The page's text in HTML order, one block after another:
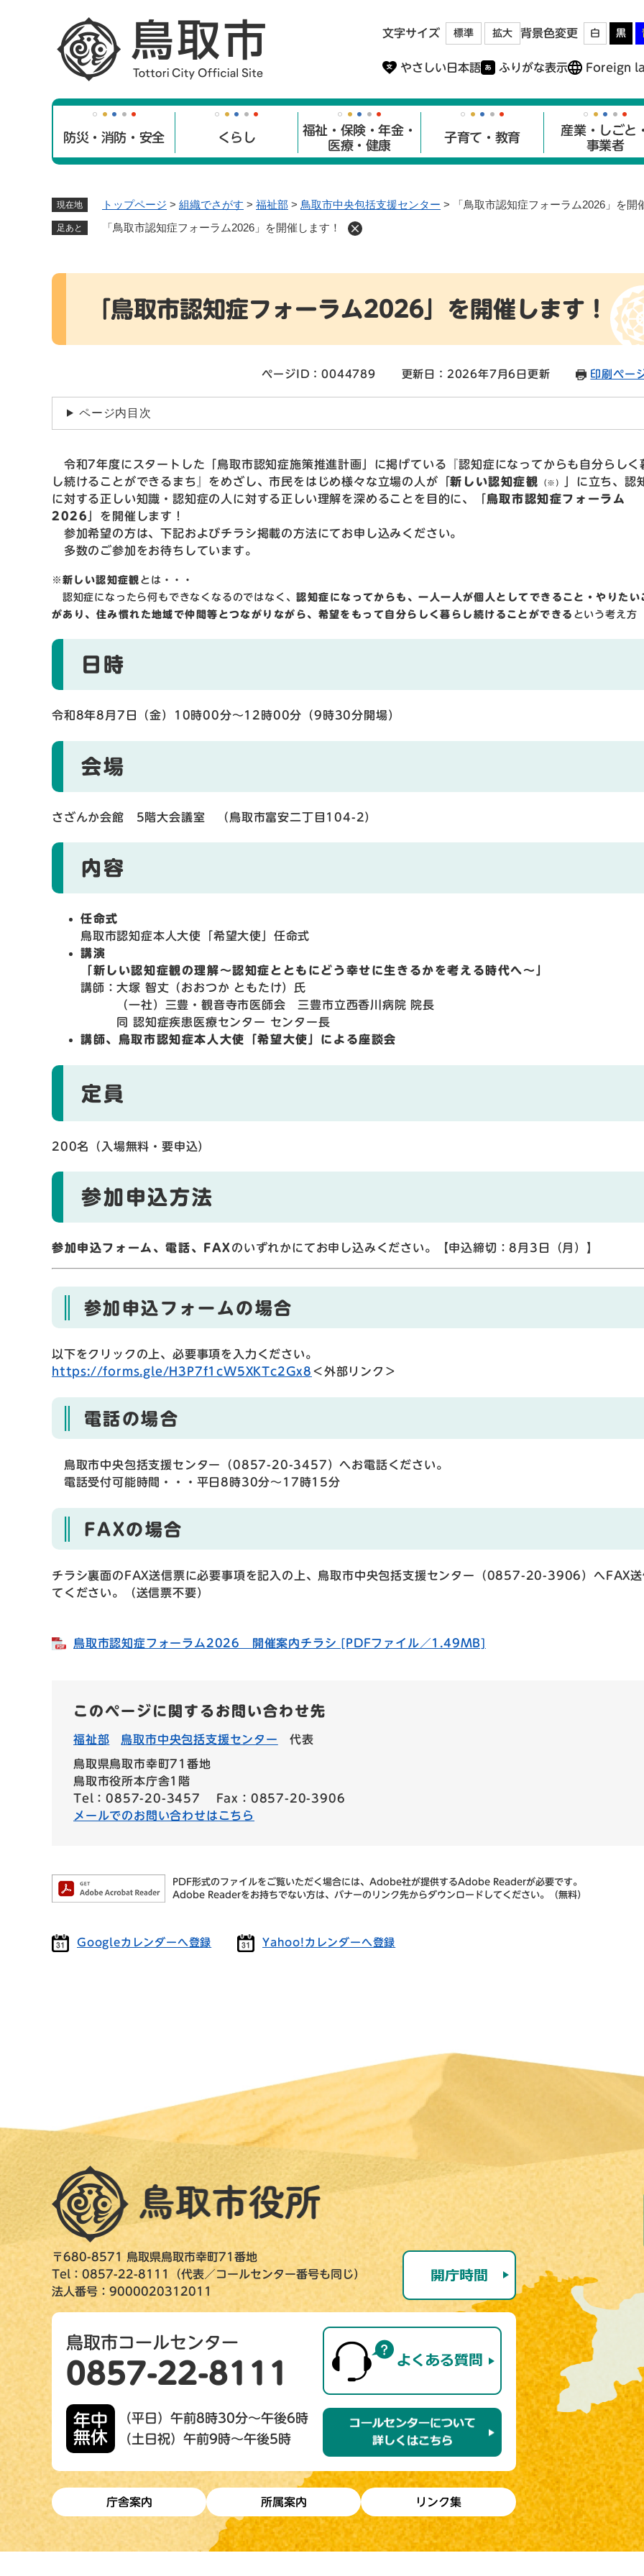
文字サイズ 標準 拡大 背景色変更 白 黒
やさしい日本語 ふりがな表示 Foreign
防災・消防・安全 くらし
福祉・保険・年金・
医療・健康
子育て・教育
産業・しごと
事業者
現在地 トップページ > 組織でさがす > 福祉部 > 鳥取市中央包括支援センター > 「鳥取市認知症フォーラム2026」を開
足あと 「鳥取市認知症フォーラム2026」を開催します！
本
「鳥取市認知症フォーラム2026」を開催します！
ページID：0044789 更新日：2026年7月6日更新 印刷ペー
ページ内目次
令和7年度にスタートした「鳥取市認知症施策推進計画」に掲げている『認知症になってからも自分らしく
し続けることができるまち』をめざし、市民をはじめ様々な立場の人が「新しい認知症観 （※）
」に立ち、認
に対する正しい知識・認知症の人に対する正しい理解を深めることを目的に、「 鳥取市認知症フォーラム
2026
」を開催します！
参加希望の方は、下記およびチラシ掲載の方法にてお申し込みください。
多数のご参加をお待ちしています。
※ 新しい認知症観 とは・・・
​ 認知症になったら何もできなくなるのではなく、認知症になってからも、一人一人が個人としてできること・やりたい
があり、住み慣れた地域で仲間等とつながりながら、希望をもって自分らしく暮らし続けることができる という考え方
日時
令和8年8月7日（金）10時00分〜12時00分（9時30分開場）
会場
さざんか会館 5階大会議室 （鳥取市富安二丁目104-2）
内容
任命式
鳥取市認知症本人大使「希望大使」任命式
講演
「新しい認知症観の理解〜認知症とともにどう幸せに生きるかを考える時代へ〜」
講師：大塚 智丈（おおつか ともたけ）氏
（一社）三豊・観音寺市医師会 三豊市立西香川病院 院長
同 認知症疾患医療センター センター長
講師、鳥取市認知症本人大使「希望大使」による座談会
定員
200名（入場無料・要申込）
参加申込方法
参加申込フォーム、電話、FAXのいずれかにてお申し込みください。【申込締切：8月3日（月）】
参加申込フォームの場合
以下をクリックの上、必要事項を入力ください。
https://forms.gle/H3P7f1cW5XKTc2Gx8 ＜外部リンク＞
電話の場合
鳥取市中央包括支援センター（0857-20-3457）へお電話ください。
電話受付可能時間・・・平日8時30分〜17時15分
FAXの場合
チラシ裏面のFAX送信票に必要事項を記入の上、鳥取市中央包括支援センター（0857-20-3906）へFAX送
てください。（送信票不要）
鳥取市認知症フォーラム2026 開催案内チラシ [PDFファイル／1.49MB]
このページに関するお問い合わせ先
福祉部 鳥取市中央包括支援センター 代表
鳥取県鳥取市幸町71番地
鳥取市役所本庁舎1階
Tel：0857-20-3457
Fax：0857-20-3906
メールでのお問い合わせはこちら
PDF形式のファイルをご覧いただく場合には、Adobe社が提供するAdobe Readerが必要です。
Adobe Readerをお持ちでない方は、バナーのリンク先からダウンロードしてください。（無料）
Googleカレンダーへ登録 Yahoo!カレンダーへ登録
〒680-8571 鳥取県鳥取市幸町71番地
Tel：0857-22-8111（代表／コールセンター番号も同じ）
法人番号：9000020312011
鳥取市コールセンター
0857-22-8111
年中
無休
（平日）午前8時30分～午後6時
（土日祝）午前9時～午後5時
庁舎案内 所属案内 リンク集